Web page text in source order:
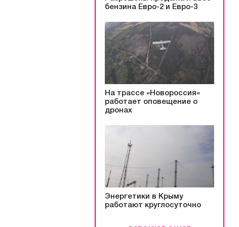
бензина Евро-2 и Евро-3
На трассе «Новороссия»
работает оповещение о
дронах
Энергетики в Крыму
работают круглосуточно